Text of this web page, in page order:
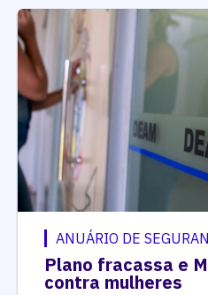
Plano fracassa e
contra mulheres